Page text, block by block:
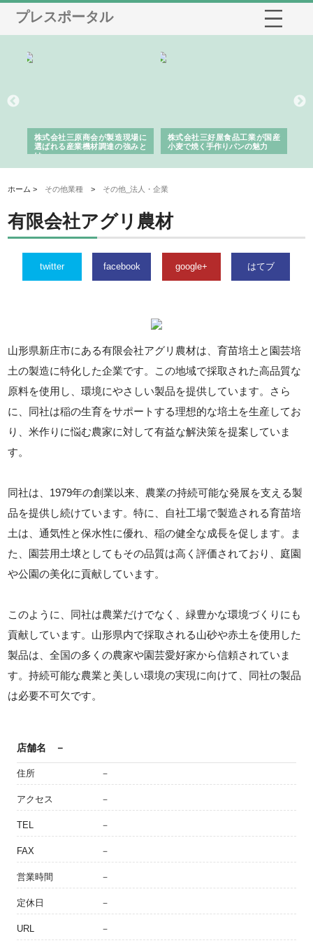
プレスポータル
株式会社三原商会が製造現場に
選ばれる産業機材調達の強みと
は
株式会社三好屋食品工業が国産
小麦で焼く手作りパンの魅力
ホーム > その他業種 > その他_法人・企業
有限会社アグリ農材
twitter facebook google+ はてブ
山形県新庄市にある有限会社アグリ農材は、育苗培土と園芸培
土の製造に特化した企業です。この地域で採取された高品質な
原料を使用し、環境にやさしい製品を提供しています。さら
に、同社は稲の生育をサポートする理想的な培土を生産してお
り、米作りに悩む農家に対して有益な解決策を提案していま
す。
同社は、1979年の創業以来、農業の持続可能な発展を支える製
品を提供し続けています。特に、自社工場で製造される育苗培
土は、通気性と保水性に優れ、稲の健全な成長を促します。ま
た、園芸用土壌としてもその品質は高く評価されており、庭園
や公園の美化に貢献しています。
このように、同社は農業だけでなく、緑豊かな環境づくりにも
貢献しています。山形県内で採取される山砂や赤土を使用した
製品は、全国の多くの農家や園芸愛好家から信頼されていま
す。持続可能な農業と美しい環境の実現に向けて、同社の製品
は必要不可欠です。
店舗名 －
住所 －
アクセス －
TEL －
FAX －
営業時間 －
定休日 －
URL －